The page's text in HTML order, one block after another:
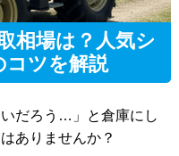
相場は？人気シ
コツを解説
いだろう…」と倉庫にし
ありませんか？